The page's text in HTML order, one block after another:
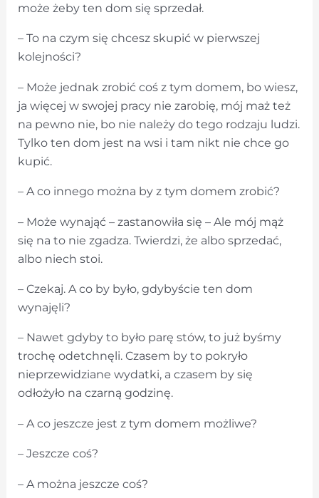
może żeby ten dom się sprzedał.
– To na czym się chcesz skupić w pierwszej
kolejności?
– Może jednak zrobić coś z tym domem, bo wiesz,
ja więcej w swojej pracy nie zarobię, mój maż też
na pewno nie, bo nie należy do tego rodzaju ludzi.
Tylko ten dom jest na wsi i tam nikt nie chce go
kupić.
– A co innego można by z tym domem zrobić?
– Może wynająć – zastanowiła się – Ale mój mąż
się na to nie zgadza. Twierdzi, że albo sprzedać,
albo niech stoi.
– Czekaj. A co by było, gdybyście ten dom
wynajęli?
– Nawet gdyby to było parę stów, to już byśmy
trochę odetchnęli. Czasem by to pokryło
nieprzewidziane wydatki, a czasem by się
odłożyło na czarną godzinę.
– A co jeszcze jest z tym domem możliwe?
– Jeszcze coś?
– A można jeszcze coś?